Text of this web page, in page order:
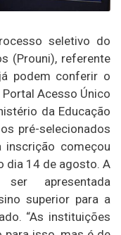
seletivo do
(Prouni), referente
podem conferir o
Acesso Único
da Educação
pré-selecionados
inscrição começou
dia 14 de agosto. A
apresentada
superior para a
“As instituições